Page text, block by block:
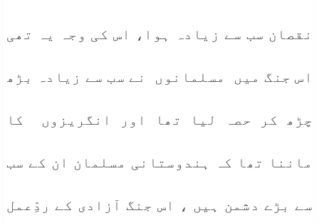
نقصان سب سے زیادہ ہوا، اس کی وجہ یہ تھی
اس جنگ میں مسلمانوں نے سب سے زیادہ بڑھ
چڑھ کر حصہ لیا تھا اور انگریزوں کا
ماننا تھا کہ ہندوستانی مسلمان ان کے سب
سے بڑے دشمن ہیں ، اس جنگ آزادی کے ردِّعمل